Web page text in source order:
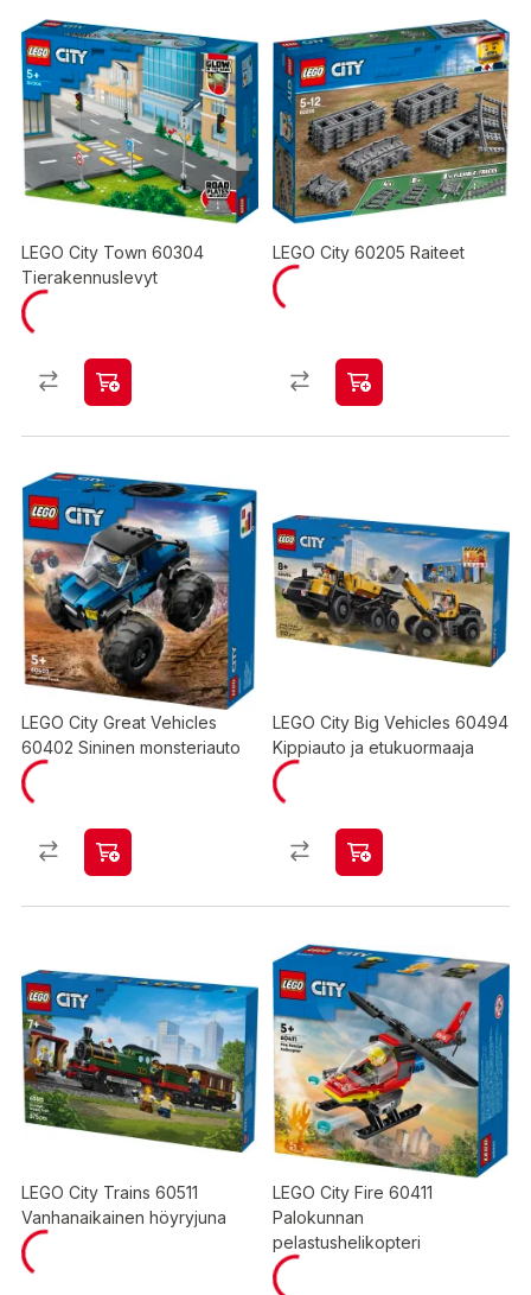
LEGO City Town 60304
Tierakennuslevyt
LEGO City 60205 Raiteet
LEGO City Great Vehicles
60402 Sininen monsteriauto
LEGO City Big Vehicles 60494
Kippiauto ja etukuormaaja
LEGO City Trains 60511
Vanhanaikainen höyryjuna
LEGO City Fire 60411
Palokunnan
pelastushelikopteri